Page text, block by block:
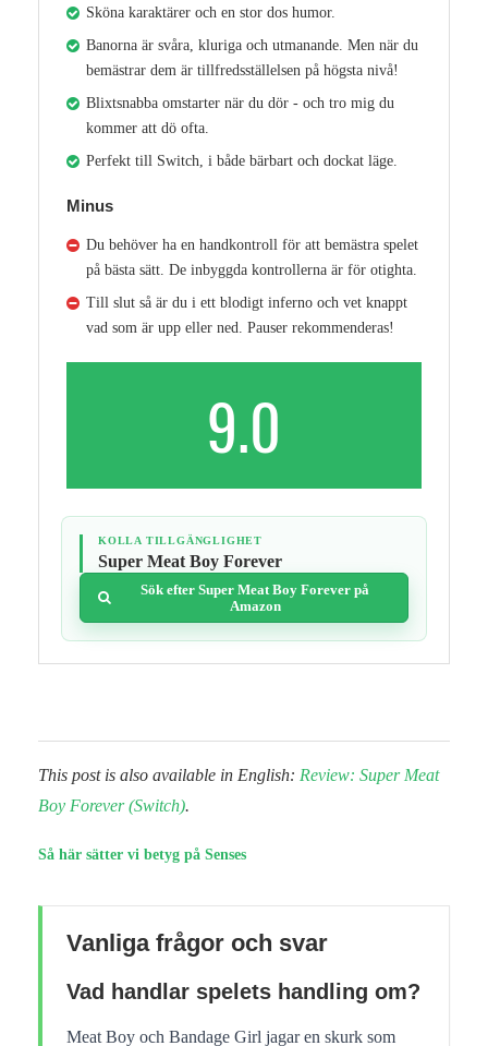
Sköna karaktärer och en stor dos humor.
Banorna är svåra, kluriga och utmanande. Men när du
bemästrar dem är tillfredsställelsen på högsta nivå!
Blixtsnabba omstarter när du dör - och tro mig du
kommer att dö ofta.
Perfekt till Switch, i både bärbart och dockat läge.
Minus
Du behöver ha en handkontroll för att bemästra spelet
på bästa sätt. De inbyggda kontrollerna är för otighta.
Till slut så är du i ett blodigt inferno och vet knappt
vad som är upp eller ned. Pauser rekommenderas!
9.0
KOLLA TILLGÄNGLIGHET
Super Meat Boy Forever
Sök efter Super Meat Boy Forever på
Amazon
This post is also available in English: Review: Super Meat
Boy Forever (Switch).
Så här sätter vi betyg på Senses
Vanliga frågor och svar
Vad handlar spelets handling om?
Meat Boy och Bandage Girl jagar en skurk som